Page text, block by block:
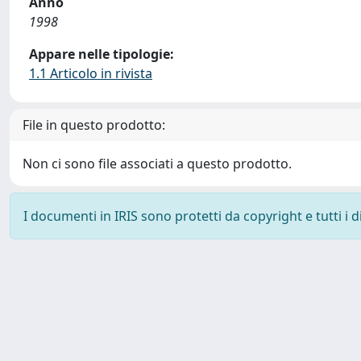
1998
Appare nelle tipologie:
1.1 Articolo in rivista
File in questo prodotto:
Non ci sono file associati a questo prodotto.
I documenti in IRIS sono protetti da copyright e tutti i